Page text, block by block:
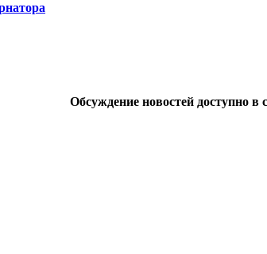
Обсуждение новостей доступно в